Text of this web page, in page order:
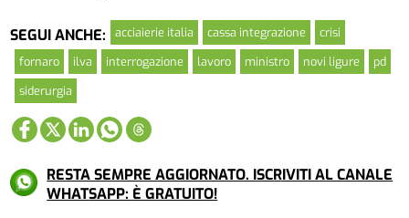
SEGUI ANCHE: acciaierie italia cassa integrazione
crisi
fornaro
ilva interrogazione lavoro ministro novi ligure
pd
siderurgia
RESTA SEMPRE AGGIORNATO. ISCRIVITI AL CANALE
WHATSAPP: È GRATUITO!